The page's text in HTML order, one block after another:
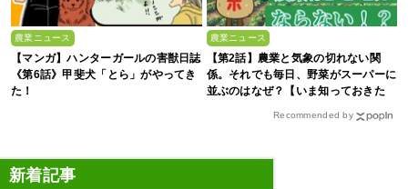
農業ニュース
【マンガ】ハンターガールの害獣日誌
《第6話》甲斐犬「とら」がやってき
た！
農業ニュース
【第2話】農業と気象の切れない関
係。それでも毎日、野菜がスーパーに
並ぶのはなぜ？【いま知っておきた
Recommended by
新着記事